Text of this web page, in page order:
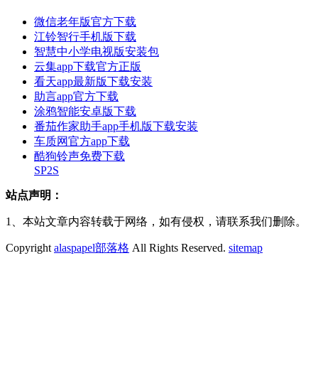
微信老年版官方下载
江铃智行手机版下载
智慧中小学电视版安装包
云集app下载官方正版
看天app最新版下载安装
助言app官方下载
涂鸦智能安卓版下载
番茄作家助手app手机版下载安装
车质网官方app下载
酷狗铃声免费下载
SP2S
站点声明：
1、本站文章内容转载于网络，如有侵权，请联系我们删除。
Copyright alaspapel部落格 All Rights Reserved. sitemap